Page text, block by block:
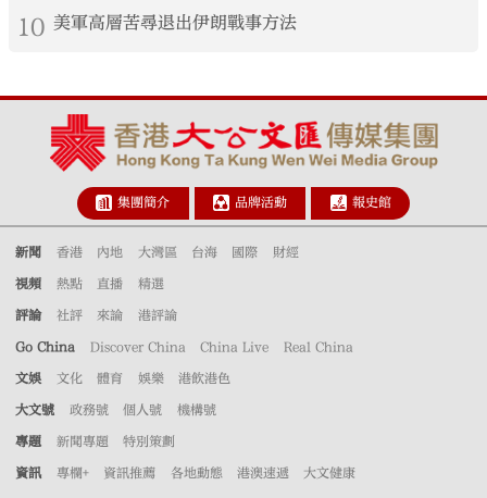
10 美軍高層苦尋退出伊朗戰事方法
集團簡介 品牌活動 報史館
新聞 香港 內地 大灣區 台海 國際 財經
視頻 熱點 直播 精選
評論 社評 來論 港評論
Go China Discover China China Live Real China
文娛 文化 體育 娛樂 港飲港色
大文號 政務號 個人號 機構號
專題 新聞專題 特別策劃
資訊 專欄+ 資訊推薦 各地動態 港澳速遞 大文健康